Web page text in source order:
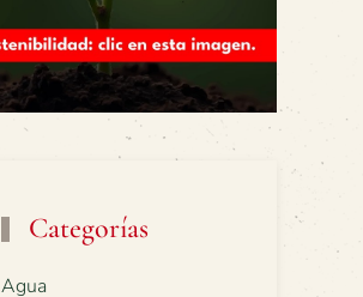
Categorías
Agua